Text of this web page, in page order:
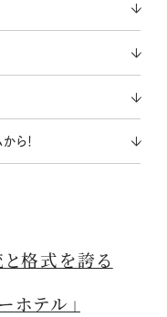
ら！
格式を誇る
ホテル」